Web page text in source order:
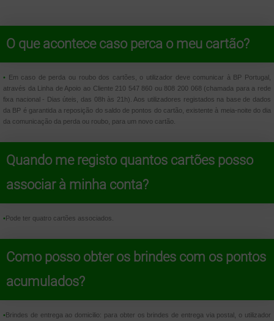
O que acontece caso perca o meu cartão?
• Em caso de perda ou roubo dos cartões, o utilizador deve comunicar à BP Portugal,
através da Linha de Apoio ao Cliente 210 547 860 ou 808 200 068 (chamada para a rede
fixa nacional - Dias úteis, das 08h às 21h). Aos utilizadores registados na base de dados
da BP é garantida a reposição do saldo de pontos do cartão, existente à meia-noite do dia
da comunicação da perda ou roubo, para um novo cartão.
Quando me registo quantos cartões posso
associar à minha conta?
•Pode ter quatro cartões associados.
Como posso obter os brindes com os pontos
acumulados?
•Brindes de entrega ao domicilio: para obter os brindes de entrega via postal, o utilizador